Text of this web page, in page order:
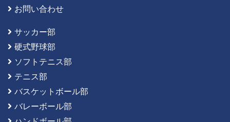
お問い合わせ
サッカー部
硬式野球部
ソフトテニス部
テニス部
バスケットボール部
バレーボール部